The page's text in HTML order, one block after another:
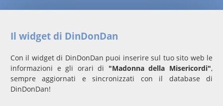
Il widget di DinDonDan
Con il widget di DinDonDan puoi inserire sul tuo sito web le
informazioni e gli orari di "Madonna della Misericordi",
sempre aggiornati e sincronizzati con il database di
DinDonDan!